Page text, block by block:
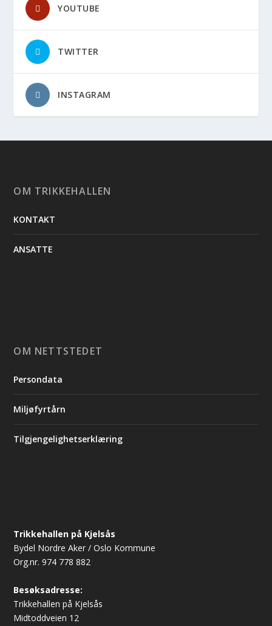
YOUTUBE
TWITTER
INSTAGRAM
OM TRIKKEHALLEN
KONTAKT
ANSATTE
OM NETTSTEDET
Persondata
Miljøfyrtårn
Tilgjengelighetserklæring
Trikkehallen på Kjelsås
Bydel Nordre Aker / Oslo Kommune
Org.nr. 974 778 882
Besøksadresse:
Trikkehallen på Kjelsås
Midtoddveien 12